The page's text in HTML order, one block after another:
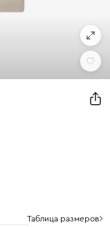
Таблица размеров